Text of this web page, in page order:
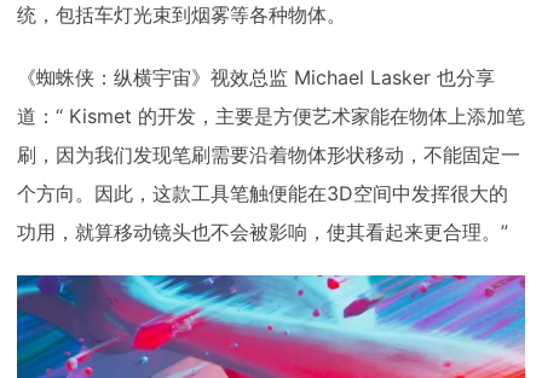
统，包括车灯光束到烟雾等各种物体。
《蜘蛛侠：纵横宇宙》视效总监 Michael Lasker 也分享
道：“ Kismet 的开发，主要是方便艺术家能在物体上添加笔
刷，因为我们发现笔刷需要沿着物体形状移动，不能固定一
个方向。因此，这款工具笔触便能在3D空间中发挥很大的
功用，就算移动镜头也不会被影响，使其看起来更合理。”